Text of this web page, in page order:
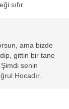
sıfır
ama bizde
gittin bir tane
senin
Hocadır.